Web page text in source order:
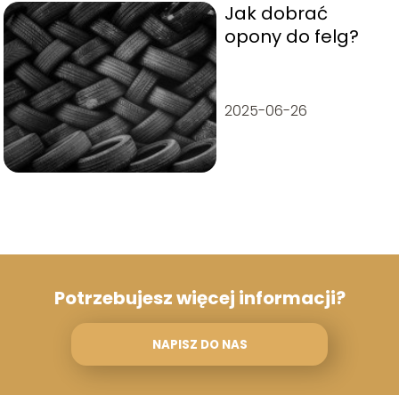
Jak dobrać
opony do felg?
2025-06-26
Potrzebujesz więcej informacji?
NAPISZ DO NAS